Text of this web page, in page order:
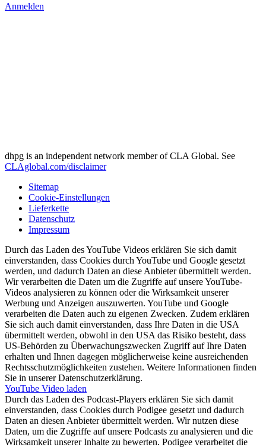
Anmelden
dhpg is an independent network member of CLA Global. See
CLAglobal.com/disclaimer
Sitemap
Cookie-Einstellungen
Lieferkette
Datenschutz
Impressum
Durch das Laden des YouTube Videos erklären Sie sich damit
einverstanden, dass Cookies durch YouTube und Google gesetzt
werden, und dadurch Daten an diese Anbieter übermittelt werden.
Wir verarbeiten die Daten um die Zugriffe auf unsere YouTube-
Videos analysieren zu können oder die Wirksamkeit unserer
Werbung und Anzeigen auszuwerten. YouTube und Google
verarbeiten die Daten auch zu eigenen Zwecken. Zudem erklären
Sie sich auch damit einverstanden, dass Ihre Daten in die USA
übermittelt werden, obwohl in den USA das Risiko besteht, dass
US-Behörden zu Überwachungszwecken Zugriff auf Ihre Daten
erhalten und Ihnen dagegen möglicherweise keine ausreichenden
Rechtsschutzmöglichkeiten zustehen. Weitere Informationen finden
Sie in unserer Datenschutzerklärung.
YouTube Video laden
Durch das Laden des Podcast-Players erklären Sie sich damit
einverstanden, dass Cookies durch Podigee gesetzt und dadurch
Daten an diesen Anbieter übermittelt werden. Wir nutzen diese
Daten, um die Zugriffe auf unsere Podcasts zu analysieren und die
Wirksamkeit unserer Inhalte zu bewerten. Podigee verarbeitet die